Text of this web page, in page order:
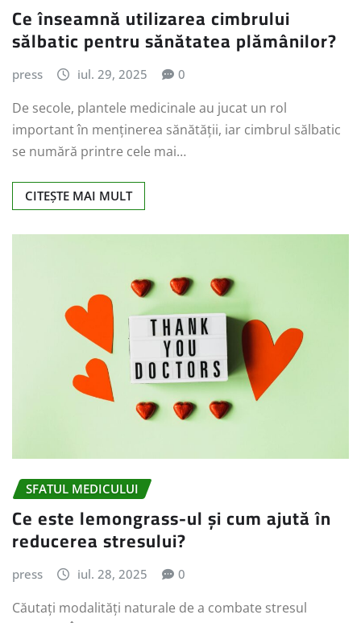
Ce înseamnă utilizarea cimbrului
sălbatic pentru sănătatea plămânilor?
press iul. 29, 2025 0
De secole, plantele medicinale au jucat un rol
important în menținerea sănătății, iar cimbrul sălbatic
se numără printre cele mai…
CITEȘTE MAI MULT
SFATUL MEDICULUI
Ce este lemongrass-ul și cum ajută în
reducerea stresului?
press iul. 28, 2025 0
Căutați modalități naturale de a combate stresul